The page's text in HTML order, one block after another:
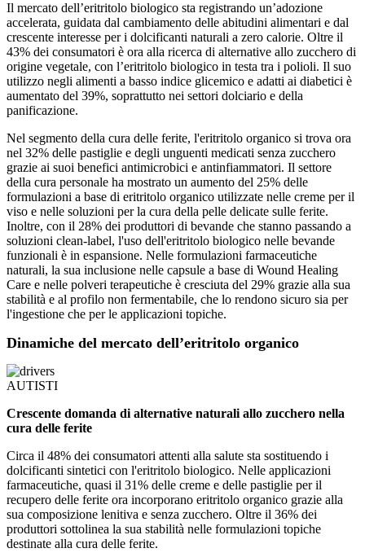
Il mercato dell’eritritolo biologico sta registrando un’adozione
accelerata, guidata dal cambiamento delle abitudini alimentari e dal
crescente interesse per i dolcificanti naturali a zero calorie. Oltre il
43% dei consumatori è ora alla ricerca di alternative allo zucchero di
origine vegetale, con l’eritritolo biologico in testa tra i polioli. Il suo
utilizzo negli alimenti a basso indice glicemico e adatti ai diabetici è
aumentato del 39%, soprattutto nei settori dolciario e della
panificazione.
Nel segmento della cura delle ferite, l'eritritolo organico si trova ora
nel 32% delle pastiglie e degli unguenti medicati senza zucchero
grazie ai suoi benefici antimicrobici e antinfiammatori. Il settore
della cura personale ha mostrato un aumento del 25% delle
formulazioni a base di eritritolo organico utilizzate nelle creme per il
viso e nelle soluzioni per la cura della pelle delicate sulle ferite.
Inoltre, con il 28% dei produttori di bevande che stanno passando a
soluzioni clean-label, l'uso dell'eritritolo biologico nelle bevande
funzionali è in espansione. Nelle formulazioni farmaceutiche
naturali, la sua inclusione nelle capsule a base di Wound Healing
Care e nelle polveri terapeutiche è cresciuta del 29% grazie alla sua
stabilità e al profilo non fermentabile, che lo rendono sicuro sia per
l'ingestione che per le applicazioni topiche.
Dinamiche del mercato dell’eritritolo organico
AUTISTI
Crescente domanda di alternative naturali allo zucchero nella
cura delle ferite
Circa il 48% dei consumatori attenti alla salute sta sostituendo i
dolcificanti sintetici con l'eritritolo biologico. Nelle applicazioni
farmaceutiche, quasi il 31% delle creme e delle pastiglie per il
recupero delle ferite ora incorporano eritritolo organico grazie alla
sua composizione lenitiva e senza zucchero. Oltre il 36% dei
produttori sottolinea la sua stabilità nelle formulazioni topiche
destinate alla cura delle ferite.